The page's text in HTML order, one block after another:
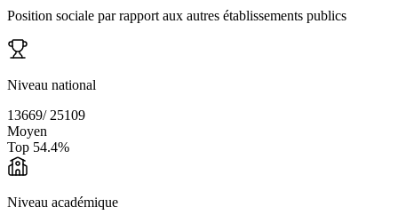
Position sociale par rapport aux autres établissements publics
Niveau national
13669/ 25109
Moyen
Top 54.4%
Niveau académique